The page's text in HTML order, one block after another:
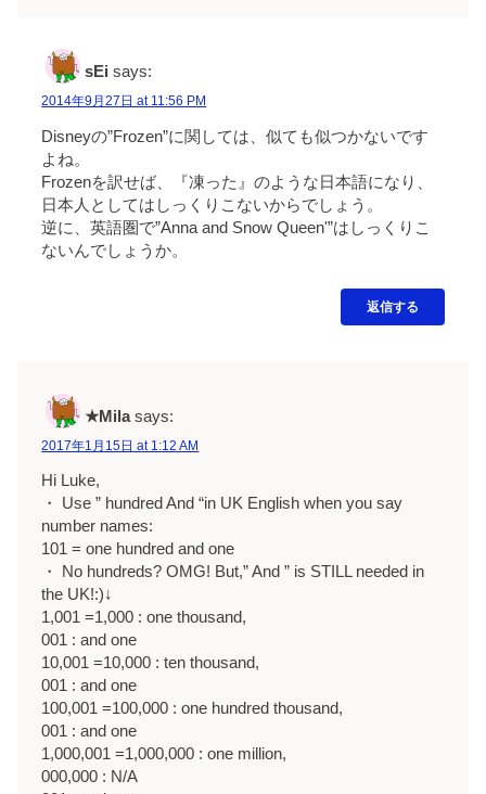
sEi says:
2014年9月27日 at 11:56 PM
Disneyの”Frozen”に関しては、似ても似つかないです
よね。
Frozenを訳せば、『凍った』のような日本語になり、
日本人としてはしっくりこないからでしょう。
逆に、英語圏で”Anna and Snow Queen'”はしっくりこ
ないんでしょうか。
返信する
★Mila says:
2017年1月15日 at 1:12 AM
Hi Luke,
・ Use ” hundred And “in UK English when you say
number names:
101 = one hundred and one
・ No hundreds? OMG! But,” And ” is STILL needed in
the UK!:)↓
1,001 =1,000 : one thousand,
001 : and one
10,001 =10,000 : ten thousand,
001 : and one
100,001 =100,000 : one hundred thousand,
001 : and one
1,000,001 =1,000,000 : one million,
000,000 : N/A